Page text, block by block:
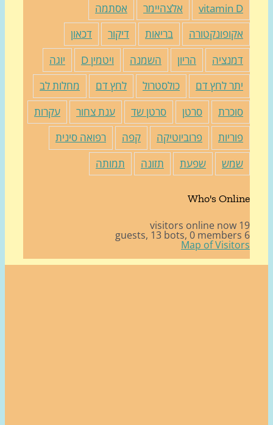
vitamin
אלצהיימר
אסתמה
בריאות דיקור
דכאון
הריון השמנה ויטמין D
יוגה
לחץ דם
כולסטרול לחץ דם
מחלות לב
סרטן סרטן שד ענת צחור
עקרות
פרוביוטיקה קפה
רפואה סינית
שפעת תזונה תמותה
Who's
13 bots, 0 members
Map of